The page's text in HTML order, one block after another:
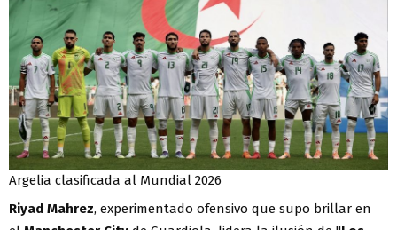
Argelia clasificada al Mundial 2026
Riyad Mahrez, experimentado ofensivo que supo brillar en